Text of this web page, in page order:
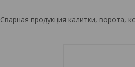
Сварная продукция калитки, ворота,